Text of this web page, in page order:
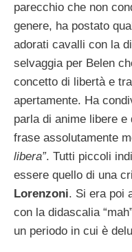
parecchio che non
genere, ha postato
adorati cavalli con la
selvaggia per Belen
concetto di libertà e
apertamente. Ha
parla di anime libere
frase assolutamente
libera”. Tutti piccoli
essere quello di una
Lorenzoni. Si era poi
con la didascalia
un periodo in cui è